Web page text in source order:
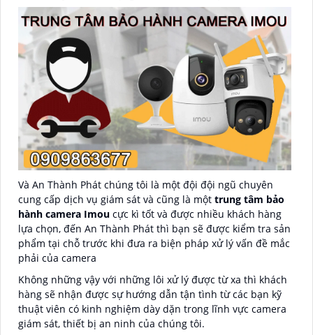
Và An Thành Phát chúng tôi là một đội đội ngũ chuyên
cung cấp dịch vụ giám sát và cũng là một trung tâm bảo
hành camera Imou cực kì tốt và được nhiều khách hàng
lựa chọn, đến An Thành Phát thì bạn sẽ được kiểm tra sản
phẩm tại chỗ trước khi đưa ra biện pháp xử lý vấn đề mắc
phải của camera
Không những vậy với những lôi xử lý được từ xa thì khách
hàng sẽ nhận được sự hướng dẫn tận tình từ các bạn kỹ
thuật viên có kinh nghiệm dày dặn trong lĩnh vực camera
giám sát, thiết bị an ninh của chúng tôi.